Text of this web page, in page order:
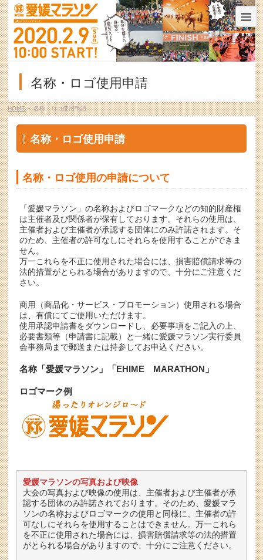
名称・ロゴ使用申請
HOME» 名称・ロゴ使用申請
名称・ロゴ使用申請
名称・ロゴ使用の申請について
「愛媛マラソン」の名称およびロゴマークなどの知的財産権
は主催者及び関係者が保有しております。それらの使用は、
主催者および主催者が承認する団体にのみ許諾されます。そ
のため、主催者の許可なしにそれらを使用することができま
せん。
万一これらを不正に使用された場合には、損害賠償請求等の
法的措置がとられる場合がありますので、十分にご注意くだ
さい。
商用（商品化・サービス・プロモーション）使用される場合
は、有償にてご使用いただけます。
使用承認申請書をダウンロードし、必要事項をご記入の上、
必要書類等（申請書に記載）と一緒に愛媛マラソン実行委員
会事務局まで郵送または持参してお申込ください。
名称「愛媛マラソン」「EHIME MARATHON」
ロゴマーク例
愛媛マラソンの写真および映像
大会の写真および映像の使用は、主催者および主催者が承
認する団体のみ許諾されております。そのため、愛媛マラ
ソンの名称およびロゴマークの使用と同様に、主催者の許
可なしにそれらを使用することはできません。万一これら
を不正に使用された場合には、損害賠償請求等の法的措置
がとられる場合がありますので、十分にご注意ください。